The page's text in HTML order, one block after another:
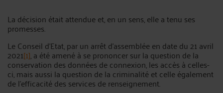
La décision était attendue et, en un sens, elle a tenu ses
promesses.
Le Conseil d'Etat, par un arrêt d'assemblée en date du 21 avril
2021[1], a été amené à se prononcer sur la question de la
conservation des données de connexion, les accès à celles-
ci, mais aussi la question de la criminalité et celle également
de l'efficacité des services de renseignement.